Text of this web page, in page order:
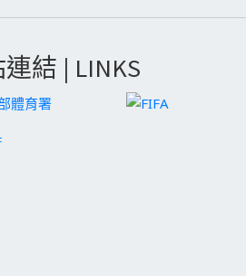
結 | LINKS